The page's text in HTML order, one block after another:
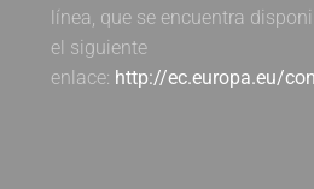
línea, que se encuentra
el siguiente
enlace: http://ec.europa.eu/